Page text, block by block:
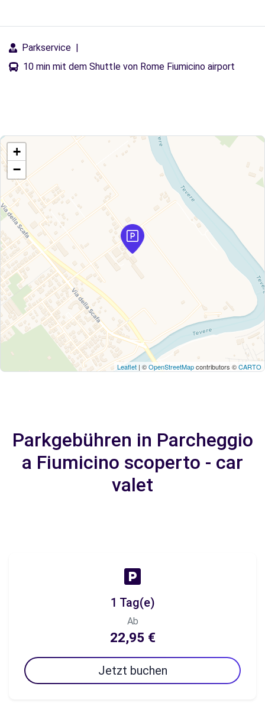
Parkservice |
10 min mit dem Shuttle von Rome Fiumicino airport
+
−
Leaflet | ©OpenStreetMapcontributors ©CARTO
Parkgebühren in Parcheggio
a Fiumicino scoperto - car
valet
1 Tag(e)
Ab
22,95 €
Jetzt buchen